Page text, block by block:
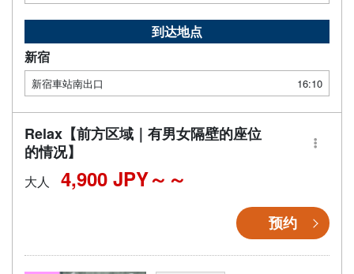
到达地点
新宿
新宿車站南出口 16:10
Relax【前方区域｜有男女隔壁的座位
的情况】
大人 4,900 JPY～
预约